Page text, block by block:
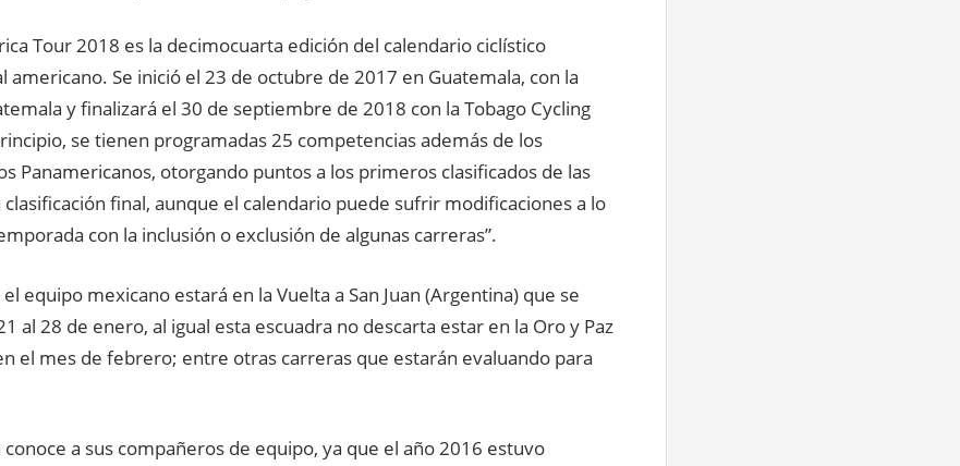
Tour 2018 es la decimocuarta edición del calendario ciclístico
americano. Se inició el 23 de octubre de 2017 en Guatemala, con la
y finalizará el 30 de septiembre de 2018 con la Tobago Cycling
se tienen programadas 25 competencias además de los
Panamericanos, otorgando puntos a los primeros clasificados de las
clasificación final, aunque el calendario puede sufrir modificaciones a lo
con la inclusión o exclusión de algunas carreras”.
equipo mexicano estará en la Vuelta a San Juan (Argentina) que se
al 28 de enero, al igual esta escuadra no descarta estar en la Oro y Paz
el mes de febrero; entre otras carreras que estarán evaluando para
conoce a sus compañeros de equipo, ya que el año 2016 estuvo